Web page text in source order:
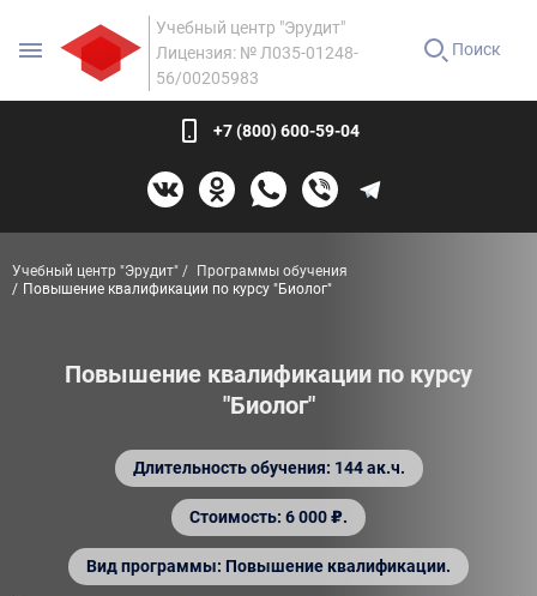
Учебный центр "Эрудит"
Лицензия: № Л035-01248-
56/00205983
Поиск
+7 (800) 600-59-04
Учебный центр "Эрудит"
Программы обучения
Повышение квалификации по курсу "Биолог"
Повышение квалификации по курсу
"Биолог"
Длительность обучения: 144 ак.ч.
Стоимость: 6 000 ₽.
Вид программы: Повышение квалификации.